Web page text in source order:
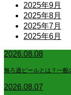
2025年9月
2025年8月
2025年7月
2025年6月
2026.08.08
無ろ過ビールとは？一般
2026.08.07